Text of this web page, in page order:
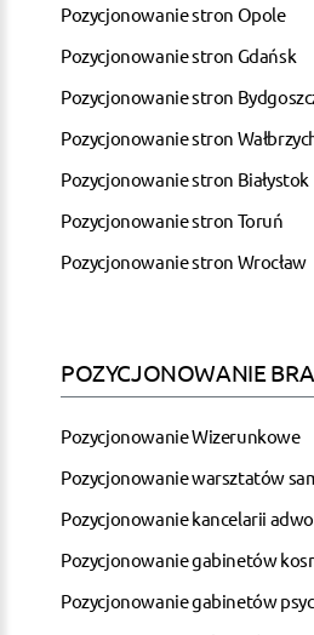
Pozycjonowanie stron Opole
Pozycjonowanie stron Gdańsk
Pozycjonowanie stron
Pozycjonowanie stron
Pozycjonowanie stron Białystok
Pozycjonowanie stron Toruń
Pozycjonowanie stron Wrocław
POZYCJONOWANIE
Pozycjonowanie Wizerunkowe
Pozycjonowanie warsztatów
Pozycjonowanie kancelarii
Pozycjonowanie gabinetów
Pozycjonowanie gabinetów